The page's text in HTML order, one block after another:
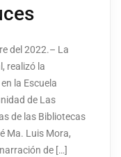
del 2022.– La
realizó la
la Escuela
de Las
de las Bibliotecas
Ma. Luis Mora,
de […]